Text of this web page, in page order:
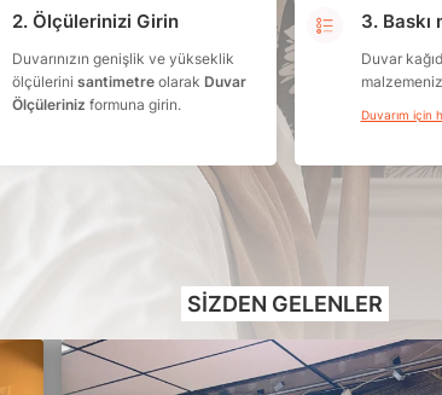
2. Ölçülerinizi Girin
Duvarınızın genişlik ve yükseklik
ölçülerini santimetreolarak Duvar
Ölçüleriniz formuna girin.
3. Baskı
Duvar
Duvarım için
SIZDEN GELENLER